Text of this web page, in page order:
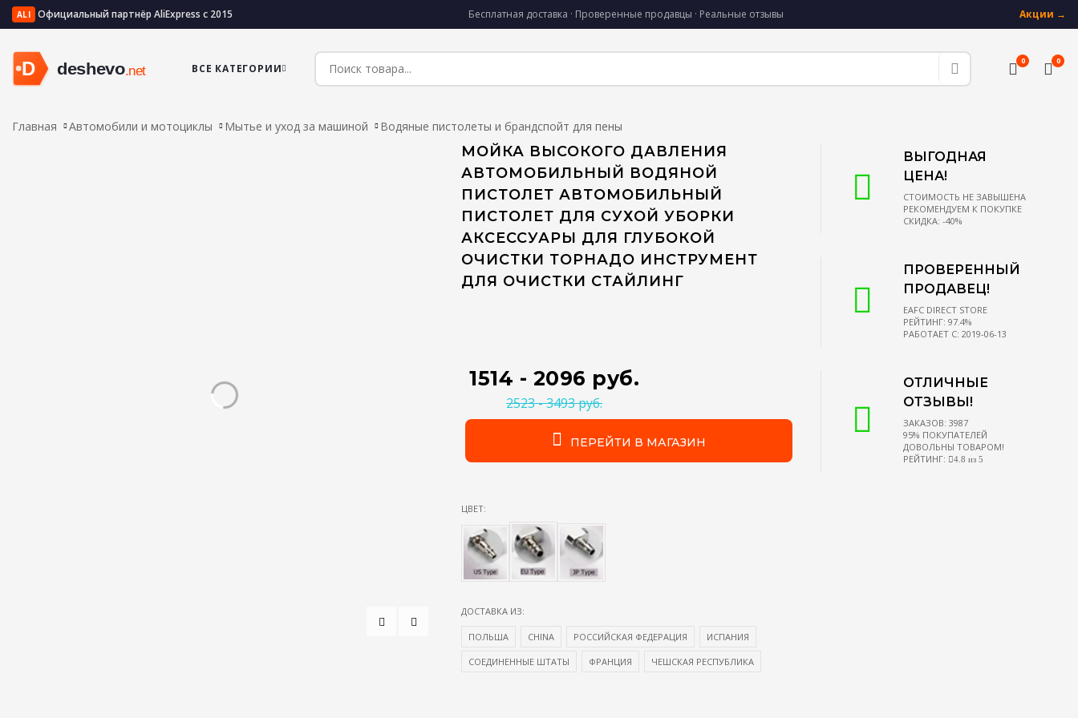
ALI Официальный партнёр AliExpress с 2015 Бесплатная доставка · Проверенные продавцы · Реальные отзывы Акции →
ВСЕ КАТЕГОРИИ
0 0
Главная Автомобили и мотоциклы Мытье и уход за машиной Водяные пистолеты и брандспойт для пены
МОЙКА ВЫСОКОГО ДАВЛЕНИЯ
АВТОМОБИЛЬНЫЙ ВОДЯНОЙ
ПИСТОЛЕТ АВТОМОБИЛЬНЫЙ
ПИСТОЛЕТ ДЛЯ СУХОЙ УБОРКИ
АКСЕССУАРЫ ДЛЯ ГЛУБОКОЙ
ОЧИСТКИ ТОРНАДО ИНСТРУМЕНТ
ДЛЯ ОЧИСТКИ СТАЙЛИНГ
1514 - 2096 руб.
2523 - 3493 руб.
ПЕРЕЙТИ В МАГАЗИН
ЦВЕТ:
ДОСТАВКА ИЗ:
ПОЛЬША CHINA РОССИЙСКАЯ ФЕДЕРАЦИЯ ИСПАНИЯ
СОЕДИНЕННЫЕ ШТАТЫ ФРАНЦИЯ ЧЕШСКАЯ РЕСПУБЛИКА
ВЫГОДНАЯ
ЦЕНА!
СТОИМОСТЬ НЕ ЗАВЫШЕНА
РЕКОМЕНДУЕМ К ПОКУПКЕ
СКИДКА: -40%
ПРОВЕРЕННЫЙ
ПРОДАВЕЦ!
EAFC DIRECT STORE
РЕЙТИНГ: 97.4%
РАБОТАЕТ С: 2019-06-13
ОТЛИЧНЫЕ
ОТЗЫВЫ!
ЗАКАЗОВ: 3987
95% ПОКУПАТЕЛЕЙ
ДОВОЛЬНЫ ТОВАРОМ!
РЕЙТИНГ:
4.8 из 5